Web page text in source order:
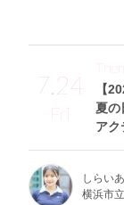
7.24
Fri
【
夏の
アク
しらい
横浜市